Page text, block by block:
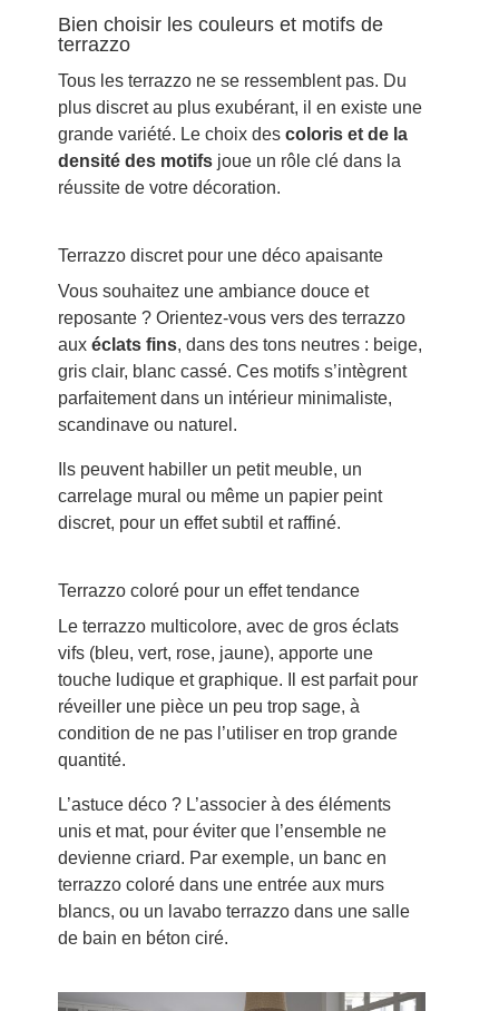
Bien choisir les couleurs et motifs de
terrazzo
Tous les terrazzo ne se ressemblent pas. Du
plus discret au plus exubérant, il en existe une
grande variété. Le choix des coloris et de la
densité des motifsjoue un rôle clé dans la
réussite de votre décoration.
Terrazzo discret pour une déco apaisante
Vous souhaitez une ambiance douce et
reposante ? Orientez-vous vers des terrazzo
aux éclats fins, dans des tons neutres : beige,
gris clair, blanc cassé. Ces motifs s’intègrent
parfaitement dans un intérieur minimaliste,
scandinave ou naturel.
Ils peuvent habiller un petit meuble, un
carrelage mural ou même un papier peint
discret, pour un effet subtil et raffiné.
Terrazzo coloré pour un effet tendance
Le terrazzo multicolore, avec de gros éclats
vifs (bleu, vert, rose, jaune), apporte une
touche ludique et graphique. Il est parfait pour
réveiller une pièce un peu trop sage, à
condition de ne pas l’utiliser en trop grande
quantité.
L’astuce déco ? L’associer à des éléments
unis et mat, pour éviter que l’ensemble ne
devienne criard. Par exemple, un banc en
terrazzo coloré dans une entrée aux murs
blancs, ou un lavabo terrazzo dans une salle
de bain en béton ciré.